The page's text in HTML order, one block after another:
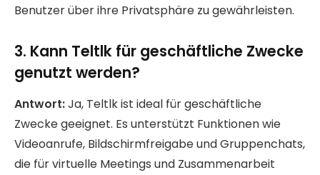
Benutzer über ihre Privatsphäre zu gewährleisten.
3. Kann Teltlk für geschäftliche Zwecke
genutzt werden?
Antwort:Ja, Teltlk ist ideal für geschäftliche
Zwecke geeignet. Es unterstützt Funktionen wie
Videoanrufe, Bildschirmfreigabe und Gruppenchats,
die für virtuelle Meetings und Zusammenarbeit